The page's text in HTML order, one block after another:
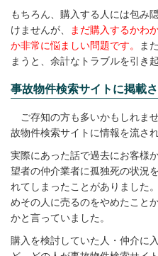
もちろん、購入する人には包み
けませんが、
まだ購入するかわ
か非常に悩ましい問題です。
ま
まうと、余計なトラブルを引き
事故物件検索サイトに掲載
ご存知の方も多いかもしれま
故物件検索サイトに情報を流さ
実際にあった話で過去にお客様
望者の仲介業者に孤独死の状況
れてしまったことがありました
めその人に売るのをやめたこと
かと言っていました。
購入を検討していた人・仲介に